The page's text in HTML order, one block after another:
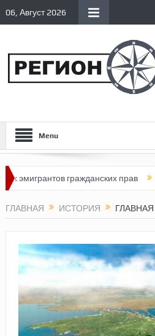
06, Август 2026
Menu
гражданских прав
ГЛАВНАЯ ИСТОРИЯ